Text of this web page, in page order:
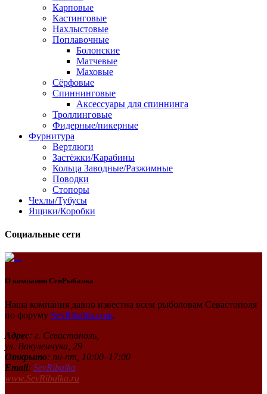
Карповые
Кастинговые
Нахлыстовые
Поплавочные
Болонские
Матчевые
Маховые
Сёрфовые
Спиннинговые
Аксессуары для спиннинга
Троллинговые
Фидерные/пикерные
Фурнитура
Вертлюги
Застёжки/Карабины
Кольца Заводные/Разжимные
Поводки
Стопоры
Чехлы/Тубусы
Ящики/Коробки
Социальные сети
О компании СевРыбалка
Наша компания давно известна всем рыболовам Севастополя
по форуму SevRibalka.com.
Адрес: г. Севастополь,
ул. Вакуленчука, 29
Открыто: пн-пт, 10:00–17:00
Email: SevRibalka
www.SevRibalka.ru